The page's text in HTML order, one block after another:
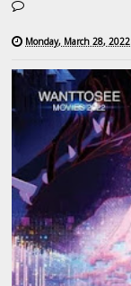
Monday, March 28, 2022